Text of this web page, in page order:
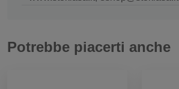
Potrebbe piacerti anche